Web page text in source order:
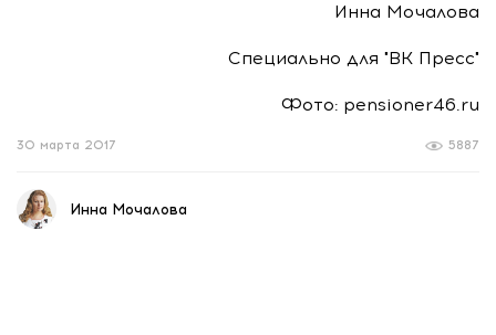
Инна Мочалова
Специально для "ВК Пресс"
Фото: pensioner46.ru
5887
30 марта 2017
Инна Мочалова